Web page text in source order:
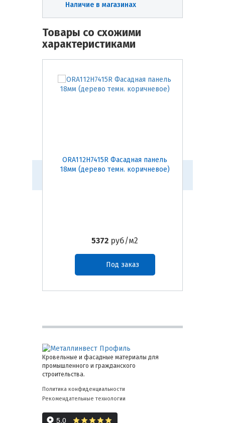
Наличие в магазинах
Товары со схожими
характеристиками
ORA112H7415R Фасадная панель
18мм (дерево темн. коричневое)
5372 руб/м2
Под заказ
Кровельные и фасадные материалы для
промышленного и гражданского
строительства.
Политика конфиденциальности
Рекомендательные технологии